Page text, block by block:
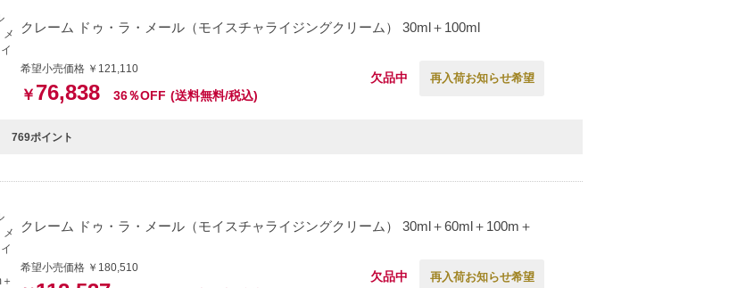
クレーム ドゥ・ラ・メール（モイスチャライジングクリーム） 30ml＋100ml
希望小売価格 ￥121,110
￥ 76,838 36％OFF (送料無料/税込)
欠品中 再入荷お知らせ希望
769ポイント
クレーム ドゥ・ラ・メール（モイスチャライジングクリーム） 30ml＋60ml＋100m＋
希望小売価格 ￥180,510
欠品中 再入荷お知らせ希望